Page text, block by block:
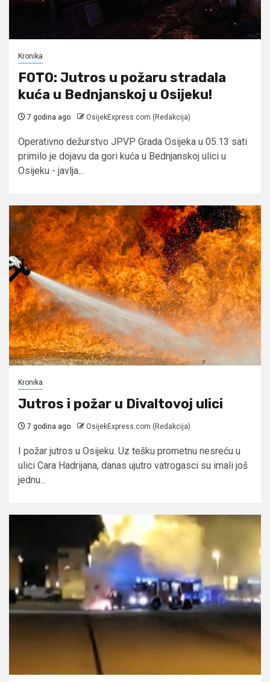
Kronika
FOTO: Jutros u požaru stradala
kuća u Bednjanskoj u Osijeku!
7 godina ago OsijekExpress.com (Redakcija)
Operativno dežurstvo JPVP Grada Osijeka u 05.13 sati
primilo je dojavu da gori kuća u Bednjanskoj ulici u
Osijeku - javlja...
Kronika
Jutros i požar u Divaltovoj ulici
7 godina ago OsijekExpress.com (Redakcija)
I požar jutros u Osijeku. Uz tešku prometnu nesreću u
ulici Cara Hadrijana, danas ujutro vatrogasci su imali još
jednu...